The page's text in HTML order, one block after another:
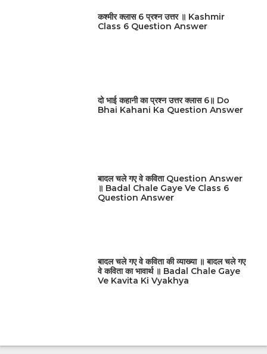
कश्मीर क्लास 6 प्रश्न उत्तर ॥ Kashmir
Class 6 Question Answer
दो भाई कहानी का प्रश्न उत्तर क्लास 6॥ Do
Bhai Kahani Ka Question Answer
बादल चले गए वे कविता Question Answer
॥ Badal Chale Gaye Ve Class 6
Question Answer
बादल चले गए वे कविता की व्याख्या ॥ बादल चले गए
वे कविता का भावार्थ ॥ Badal Chale Gaye
Ve Kavita Ki Vyakhya